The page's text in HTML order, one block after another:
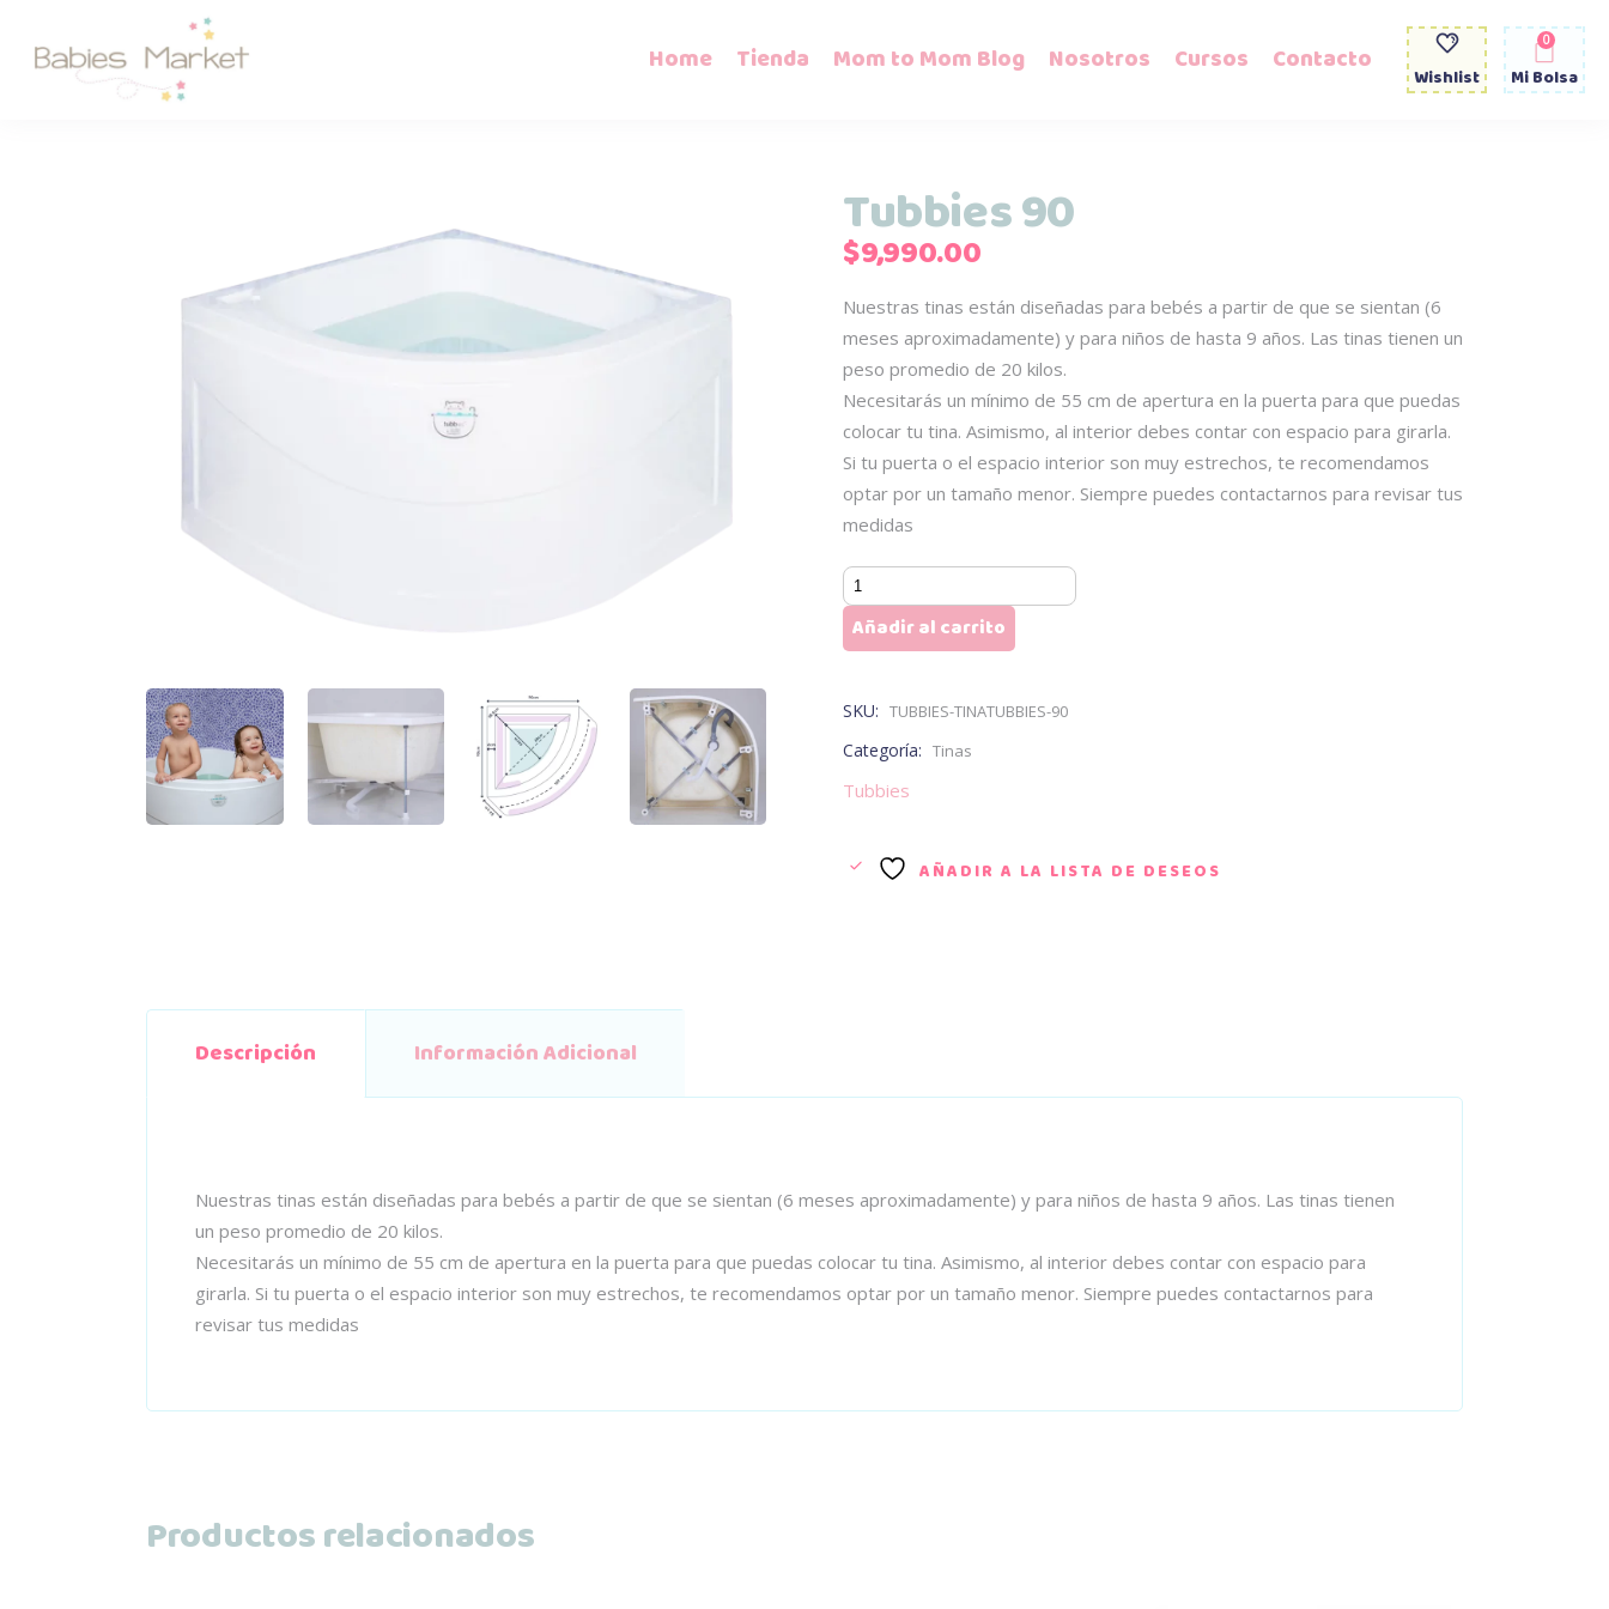
Home Tienda Mom to Mom Blog Nosotros Cursos Contacto Wishlist Mi Bolsa
0
Tubbies 90
$9,990.00
Nuestras tinas están diseñadas para bebés a partir de que se sientan (6
meses aproximadamente) y para niños de hasta 9 años. Las tinas tienen un
peso promedio de 20 kilos.
Necesitarás un mínimo de 55 cm de apertura en la puerta para que puedas
colocar tu tina. Asimismo, al interior debes contar con espacio para girarla.
Si tu puerta o el espacio interior son muy estrechos, te recomendamos
optar por un tamaño menor. Siempre puedes contactarnos para revisar tus
medidas
Tubbies
90
cantidad
Añadir al carrito
SKU: TUBBIES-TINATUBBIES-90
Categoría: Tinas
Tubbies
AÑADIR A LA LISTA DE DESEOS
Descripción Información Adicional
Nuestras tinas están diseñadas para bebés a partir de que se sientan (6 meses aproximadamente) y para niños de hasta 9 años. Las tinas tienen
un peso promedio de 20 kilos.
Necesitarás un mínimo de 55 cm de apertura en la puerta para que puedas colocar tu tina. Asimismo, al interior debes contar con espacio para
girarla. Si tu puerta o el espacio interior son muy estrechos, te recomendamos optar por un tamaño menor. Siempre puedes contactarnos para
revisar tus medidas
Productos relacionados